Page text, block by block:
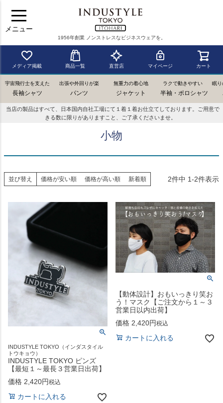
メニュー
1956年創業 ノンストレスなビジネスウェアを。
メディア掲載 商品一覧 直営店 マイページ カート
宇宙飛行士を支えた
長袖シャツ
出張や外回りが楽
パンツ
無重力の着心地
ジャケット
ラクで動きやすい
半袖・ポロシャツ
眠り
当店の製品はすべて、日本国内自社工場にて１着１着お仕立てしております。ご用意で
きる数に限りがありますこと、ご了承くださいませ。
小物
並び替え 価格が安い順 価格が高い順 新着順 2件中 1-2件表示
INDUSTYLE TOKYO（インダスタイル
トウキョウ）
INDUSTYLE TOKYO ピンズ
【最短１～最長３営業日出荷】
価格 2,420 税込
カートに入れる
【動体設計】おもいっきり笑お
う！マスク【ご注文から１～３
営業日以内出荷】
価格 2,420 税込
カートに入れる